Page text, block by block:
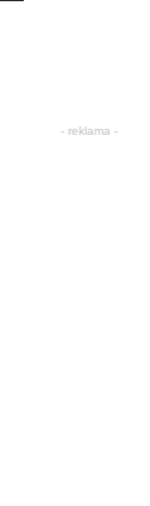
- reklama -